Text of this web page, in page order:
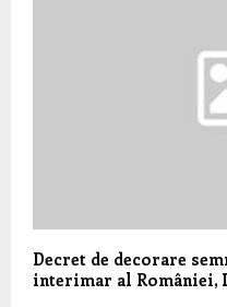
Decret de decorare
interimar al României,